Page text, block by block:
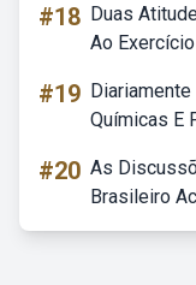
#18 Duas
Ao
#19
Químicas E
#20 As
Brasileiro